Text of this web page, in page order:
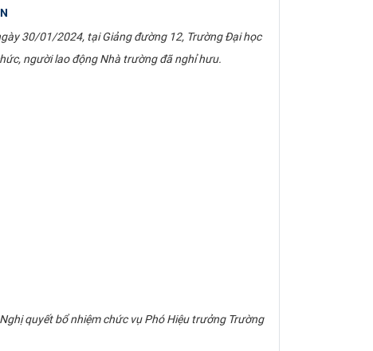
30/01/2024, tại Giảng đường 12, Trường Đại học
người lao động Nhà trường đã nghỉ hưu.
quyết bổ nhiệm chức vụ Phó Hiệu trưởng Trường